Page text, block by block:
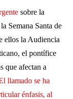
sobre la
Semana Santa de
ellos la Audiencia
el pontífice
que afectan a
llamado se ha
énfasis, al